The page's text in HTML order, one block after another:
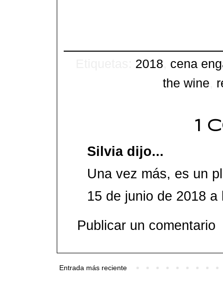
2018 cena
the wine
1
Silviadijo...
Una vez más, es un
15 de junio de 2018 a
Publicar un comentario
Entrada más reciente